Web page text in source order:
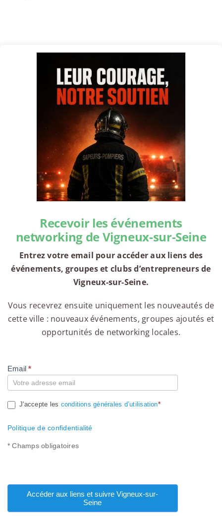
Recevoir les événements
networking de Vigneux-sur-Seine
Entrez votre email pour accéder aux liens des
événements, groupes et clubs d’entrepreneurs de
Vigneux-sur-Seine.
Vous recevrez ensuite uniquement les nouveautés de
cette ville : nouveaux événements, groupes ajoutés et
opportunités de networking locales.
Compte
Email*
J'accepte les conditions générales d’utilisation*
Politique de confidentialité
* Champs obligatoires
Accéder aux liens et suivre Vigneux-sur-
Seine